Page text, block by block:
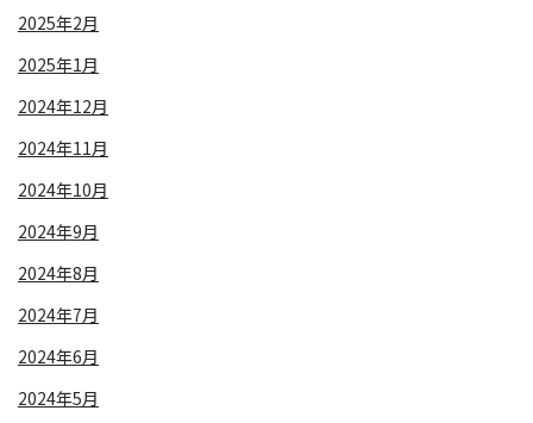
2025年2月
2025年1月
2024年12月
2024年11月
2024年10月
2024年9月
2024年8月
2024年7月
2024年6月
2024年5月